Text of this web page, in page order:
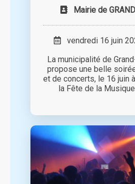
Mairie de
vendredi 16 juin
La municipalité de
propose une belle
et de concerts, le 16 juin
la Fête de la